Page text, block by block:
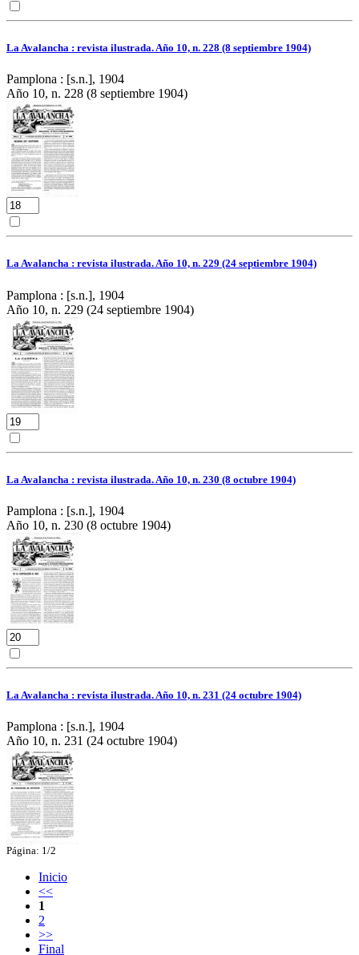
La Avalancha : revista ilustrada. Año 10, n. 228 (8 septiembre 1904)
Pamplona : [s.n.], 1904
Año 10, n. 228 (8 septiembre 1904)
La Avalancha : revista ilustrada. Año 10, n. 229 (24 septiembre 1904)
Pamplona : [s.n.], 1904
Año 10, n. 229 (24 septiembre 1904)
La Avalancha : revista ilustrada. Año 10, n. 230 (8 octubre 1904)
Pamplona : [s.n.], 1904
Año 10, n. 230 (8 octubre 1904)
La Avalancha : revista ilustrada. Año 10, n. 231 (24 octubre 1904)
Pamplona : [s.n.], 1904
Año 10, n. 231 (24 octubre 1904)
Página: 1/2
Inicio
<<
1
2
>>
Final